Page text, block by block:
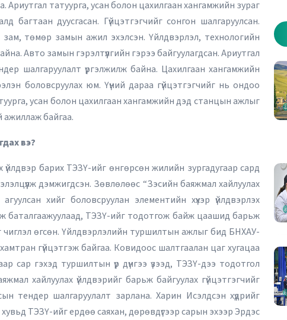
татуурга, усан болон цахилгаан хангамжийн зураг
багтаан дуусгасан. Гүйцэтгэгчийг сонгон шалгаруулсан.
төмөр замын ажил эхэлсэн. Үйлдвэрлэл, технологийн
Авто замын гэрэлтүүлгийн гэрээ байгуулагдсан. Ариутгал
шалгаруулалт үргэлжилж байна. Цахилгаан хангамжийн
боловсруулах юм. Үүний дараа гүйцэтгэгчийг нь ондоо
усан болон цахилгаан хангамжийн дэд станцын ажлыг
ажиллаж байгаа.
вэ?
барих ТЭЗҮ-ийг өнгөрсөн жилийн зургадугаар сард
дэмжигдсэн. Зөвлөлөөс “Зэсийн баяжмал хайлуулах
хийг боловсруулан элементийн хүхэр үйлдвэрлэх
баталгаажуулаад, ТЭЗҮ-ийг тодотгож байж цаашид барьж
чиглэл өгсөн. Үйлдвэрлэлийн туршилтын ажлыг бид БНХАУ-
гүйцэтгэж байгаа. Ковидоос шалтгаалан цаг хугацаа
сар гэхэд туршилтын үр дүнгээ үзээд, ТЭЗҮ-дээ тодотгол
хайлуулах үйлдвэрийг барьж байгуулах гүйцэтгэгчийг
тендер шалгаруулалт зарлана. Харин Исэлдсэн хүдрийг
ТЭЗҮ-ийг ердөө саяхан, дөрөвдүгээр сарын эхээр Эрдэс